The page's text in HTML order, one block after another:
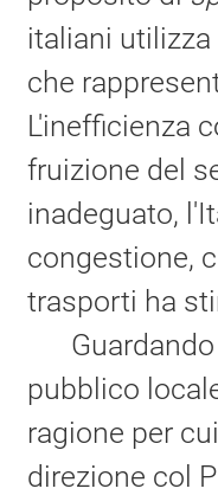
italiani
che
L'inefficienza
fruizione del
inadeguato,
congestione,
trasporti ha
Guardando
pubblico
ragione per
direzione col